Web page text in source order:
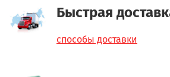
Быстрая
способы доставки